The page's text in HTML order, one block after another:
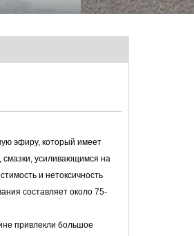
эфиру, который имеет
смазки, усиливающимся на
и нетоксичность
составляет около 75-
привлекли большое